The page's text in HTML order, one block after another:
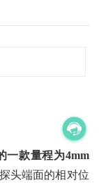
一款量程为4mm
头端面的相对位